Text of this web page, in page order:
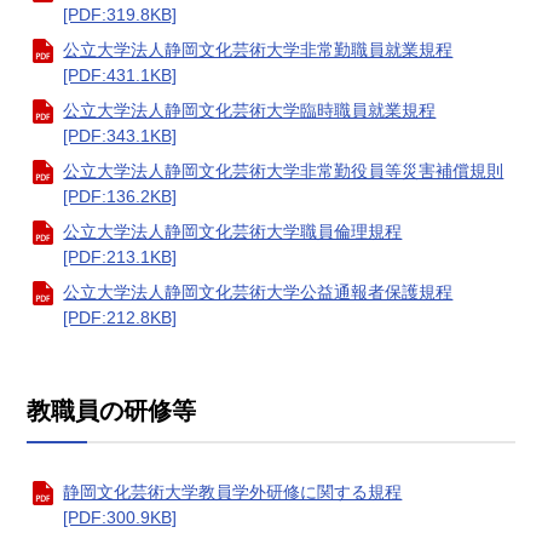
[PDF:319.8KB]
公立大学法人静岡文化芸術大学非常勤職員就業規程
[PDF:431.1KB]
公立大学法人静岡文化芸術大学臨時職員就業規程
[PDF:343.1KB]
公立大学法人静岡文化芸術大学非常勤役員等災害補償規則
[PDF:136.2KB]
公立大学法人静岡文化芸術大学職員倫理規程
[PDF:213.1KB]
公立大学法人静岡文化芸術大学公益通報者保護規程
[PDF:212.8KB]
教職員の研修等
静岡文化芸術大学教員学外研修に関する規程
[PDF:300.9KB]